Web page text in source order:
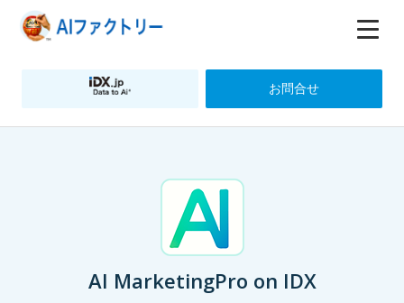
お問合せ
AI MarketingPro on IDX